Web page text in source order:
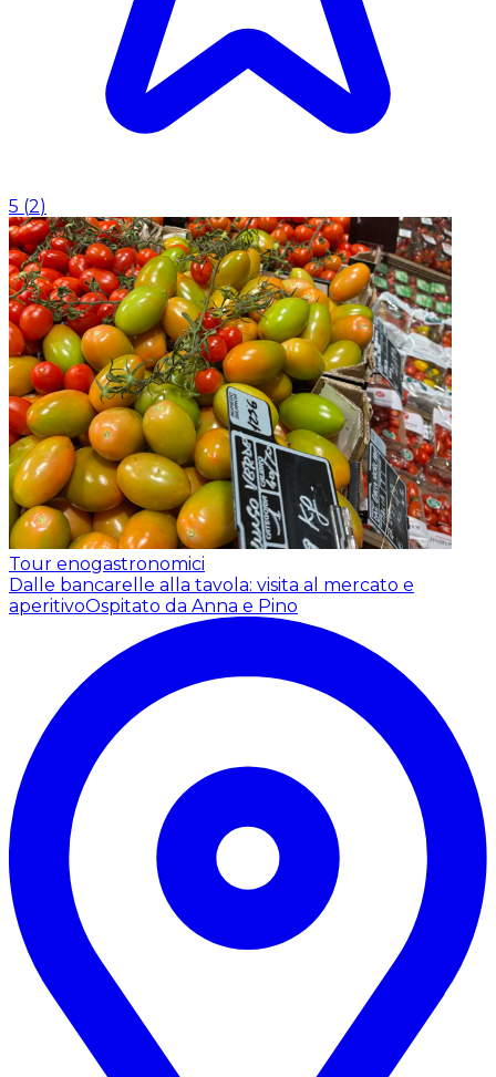
5 (2)
Tour enogastronomici
Dalle bancarelle alla tavola: visita al mercato e
aperitivoOspitato da Anna e Pino